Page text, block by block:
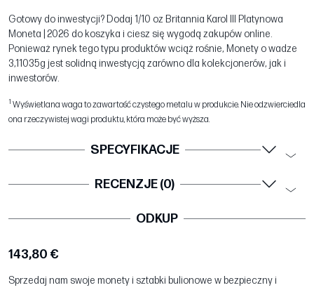
Gotowy do inwestycji? Dodaj 1/10 oz Britannia Karol III Platynowa
Moneta | 2026 do koszyka i ciesz się wygodą zakupów online.
Ponieważ rynek tego typu produktów wciąż rośnie, Monety o wadze
3,11035g jest solidną inwestycją zarówno dla kolekcjonerów, jak i
inwestorów.
1 Wyświetlana waga to zawartość czystego metalu w produkcie. Nie odzwierciedla
ona rzeczywistej wagi produktu, która może być wyższa.
SPECYFIKACJE
RECENZJE (0)
ODKUP
143,80 €
Sprzedaj nam swoje monety i sztabki bulionowe w bezpieczny i